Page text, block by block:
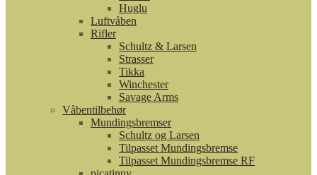
Huglu
Luftvåben
Rifler
Schultz & Larsen
Strasser
Tikka
Winchester
Savage Arms
Våbentilbehør
Mundingsbremser
Schultz og Larsen
Tilpasset Mundingsbremse
Tilpasset Mundingsbremse RF